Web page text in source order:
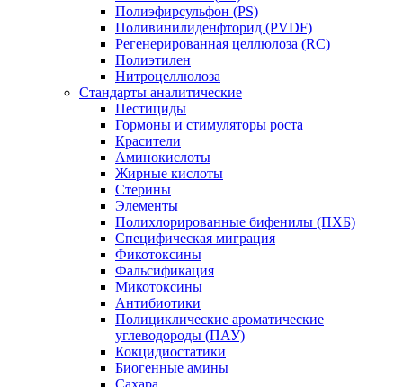
Полиэфирсульфон (PS)
Поливинилиденфторид (PVDF)
Регенерированная целлюлоза (RC)
Полиэтилен
Нитроцеллюлоза
Стандарты аналитические
Пестициды
Гормоны и стимуляторы роста
Красители
Аминокислоты
Жирные кислоты
Стерины
Элементы
Полихлорированные бифенилы (ПХБ)
Специфическая миграция
Фикотоксины
Фальсификация
Микотоксины
Антибиотики
Полициклические ароматические
углеводороды (ПАУ)
Кокцидиостатики
Биогенные амины
Сахара